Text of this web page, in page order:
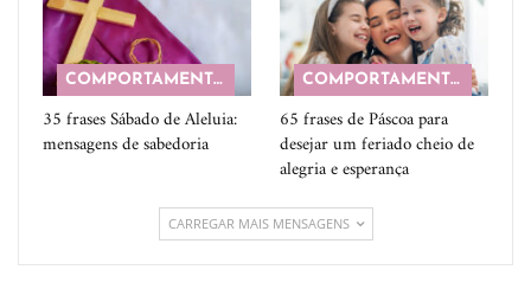
COMPORTAMENTO
35 frases Sábado de Aleluia:
mensagens de sabedoria
COMPORTAMENTO
65 frases de Páscoa para
desejar um feriado cheio de
alegria e esperança
CARREGAR MAIS MENSAGENS